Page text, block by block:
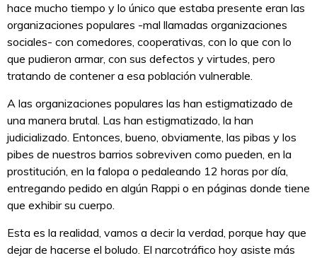
hace mucho tiempo y lo único que estaba presente eran las
organizaciones populares -mal llamadas organizaciones
sociales- con comedores, cooperativas, con lo que con lo
que pudieron armar, con sus defectos y virtudes, pero
tratando de contener a esa población vulnerable.
A las organizaciones populares las han estigmatizado de
una manera brutal. Las han estigmatizado, la han
judicializado. Entonces, bueno, obviamente, las pibas y los
pibes de nuestros barrios sobreviven como pueden, en la
prostitución, en la falopa o pedaleando 12 horas por día,
entregando pedido en algún Rappi o en páginas donde tiene
que exhibir su cuerpo.
Esta es la realidad, vamos a decir la verdad, porque hay que
dejar de hacerse el boludo. El narcotráfico hoy asiste más